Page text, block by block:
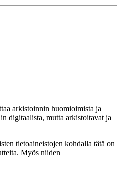
arkistoinnin huomioimista ja
digitaalista, mutta arkistoitavat ja
tietoaineistojen kohdalla tätä on
Myös niiden